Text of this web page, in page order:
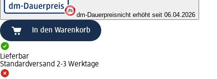
dm-Dauerpreisnicht erhöht seit 06.04.2026
In den Warenkorb
Lieferbar
Standardversand 2-3 Werktage